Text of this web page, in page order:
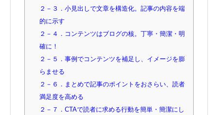
２－３．小見出しで文章を構造化。記事の内容を端
的に示す
２－４．コンテンツはブログの核。丁寧・簡潔・明
確に！
２－５．事例でコンテンツを補足し、イメージを膨
らませる
２－６．まとめで記事のポイントをおさらい、読者
満足度を高める
２－７．CTAで読者に求める行動を簡単・簡潔にし